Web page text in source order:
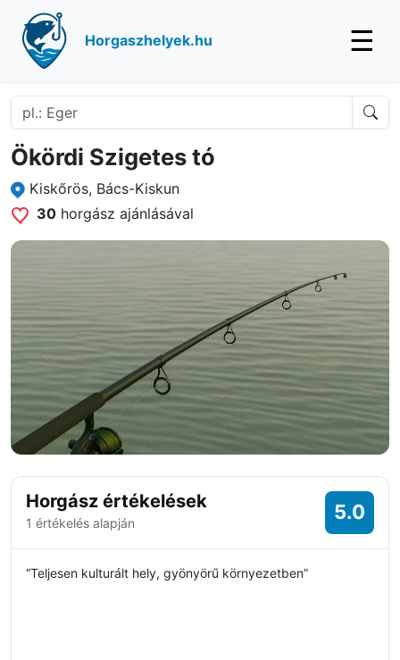
Horgaszhelyek.hu ☰
Ökördi Szigetes tó
Kiskőrös, Bács-Kiskun
30 horgász ajánlásával
Horgász értékelések
1 értékelés alapján 5.0
“Teljesen kulturált hely, gyönyörű környezetben”